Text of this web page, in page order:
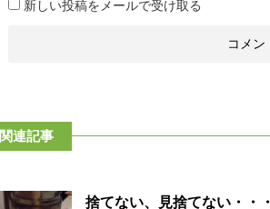
新しい投稿をメールで受け取る
関連記事
捨てない、見捨てない・・・